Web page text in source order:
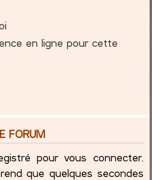
en ligne pour cette
FORUM
pour vous connecter.
que quelques secondes